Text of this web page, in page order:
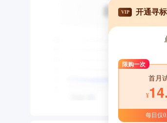
VIP 开通寻
限购一次
首月
¥
每日仅